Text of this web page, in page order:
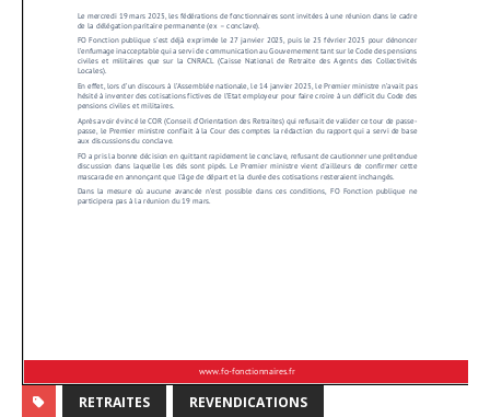
RETRAITES REVENDICATIONS